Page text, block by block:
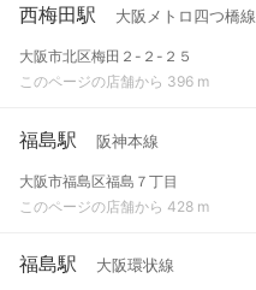
西梅田駅 大阪メトロ四つ橋線
大阪市北区梅田２-２-２５
このページの店舗から 396 m
福島駅 阪神本線
大阪市福島区福島７丁目
このページの店舗から 428 m
福島駅 大阪環状線